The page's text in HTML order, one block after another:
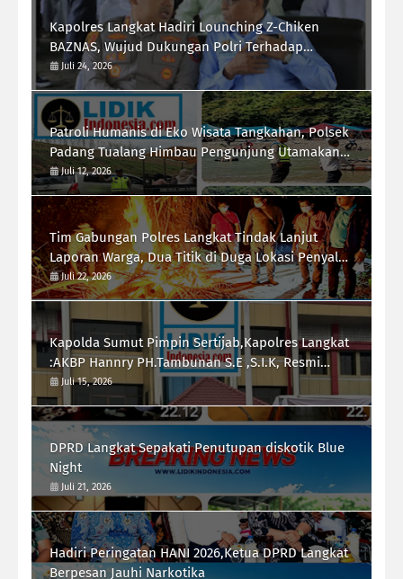
Kapolres Langkat Hadiri Lounching Z-Chiken
BAZNAS, Wujud Dukungan Polri Terhadap
Pemberdayaan Ekonomi Masyarakat
Juli 24, 2026
Patroli Humanis di Eko Wisata Tangkahan, Polsek
Padang Tualang Himbau Pengunjung Utamakan
Keselamatan
Juli 12, 2026
Tim Gabungan Polres Langkat Tindak Lanjut
Laporan Warga, Dua Titik di Duga Lokasi Penyalah
Gunaan Narkoba di Desa Bubun di Musnahkan
Juli 22, 2026
Kapolda Sumut Pimpin Sertijab,Kapolres Langkat
:AKBP Hannry PH.Tambunan S.E ,S.I.K, Resmi
Menjabat
Juli 15, 2026
DPRD Langkat Sepakati Penutupan diskotik Blue
Night
Juli 21, 2026
Hadiri Peringatan HANI 2026,Ketua DPRD Langkat
Berpesan Jauhi Narkotika